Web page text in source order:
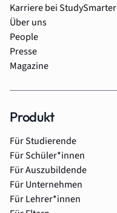
Karriere bei StudySmarter
Über uns
People
Presse
Magazine
Produkt
Für Studierende
Für Schüler*innen
Für Auszubildende
Für Unternehmen
Für Lehrer*innen